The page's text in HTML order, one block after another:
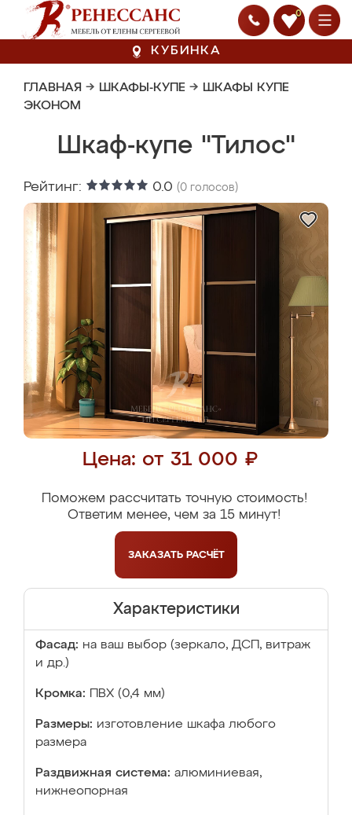
0
КУБИНКА
ГЛАВНАЯ → ШКАФЫ-КУПЕ → ШКАФЫ КУПЕ
ЭКОНОМ
Шкаф-купе "Тилос"
Рейтинг: 0.0 (0 голосов)
Цена: от 31 000 ₽
Поможем рассчитать точную стоимость!
Ответим менее, чем за 15 минут!
ЗАКАЗАТЬ РАСЧЁТ
Характеристики
Фасад: на ваш выбор (зеркало, ДСП, витраж
и др.)
Кромка: ПВХ (0,4 мм)
Размеры: изготовление шкафа любого
размера
Раздвижная система: алюминиевая,
нижнеопорная